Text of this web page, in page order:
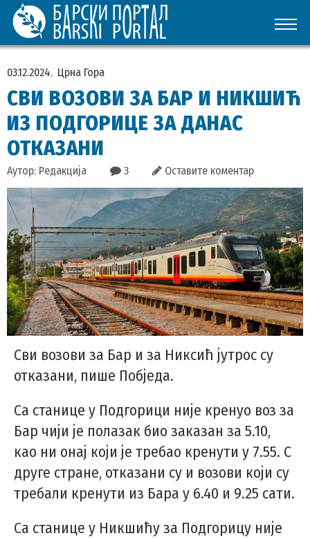
03.12.2024. Црна Гора
СВИ ВОЗОВИ ЗА БАР И НИКШИЋ
ИЗ ПОДГОРИЦЕ ЗА ДАНАС
ОТКАЗАНИ
Аутор: Редакција 3 Оставите коментар
Сви возови за Бар и за Никсић јутрос су
отказани, пише Побједа.
Са станице у Подгорици није кренуо воз за
Бар чији је полазак био заказан за 5.10,
као ни онај који је требао кренути у 7.55. С
друге стране, отказани су и возови који су
требали кренути из Бара у 6.40 и 9.25 сати.
Са станице у Никшићу за Подгорицу није